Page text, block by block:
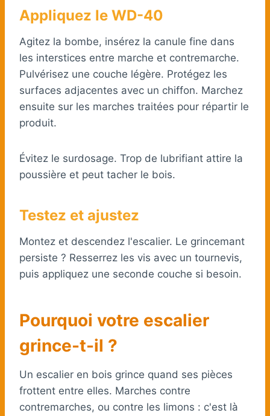
Appliquez le WD-40
Agitez la bombe, insérez la canule fine dans
les interstices entre marche et contremarche.
Pulvérisez une couche légère. Protégez les
surfaces adjacentes avec un chiffon. Marchez
ensuite sur les marches traitées pour répartir le
produit.
Évitez le surdosage. Trop de lubrifiant attire la
poussière et peut tacher le bois.
Testez et ajustez
Montez et descendez l'escalier. Le grincemant
persiste ? Resserrez les vis avec un tournevis,
puis appliquez une seconde couche si besoin.
Pourquoi votre escalier
grince-t-il ?
Un escalier en bois grince quand ses pièces
frottent entre elles. Marches contre
contremarches, ou contre les limons : c'est là